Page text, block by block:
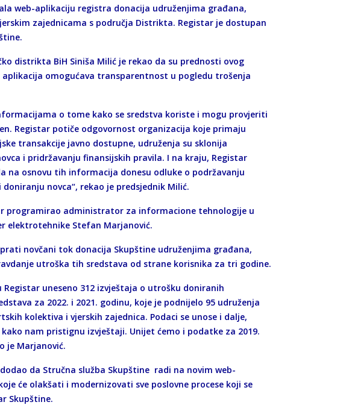
web-aplikaciju registra donacija udruženjima građana,
zajednicama s područja Distrikta. Registar je dostupan
distrikta BiH Siniša Milić je rekao da su prednosti ovog
omogućava transparentnost u pogledu trošenja
o tome kako se sredstva koriste i mogu provjeriti
Registar potiče odgovornost organizacija koje primaju
transakcije javno dostupne, udruženja su sklonija
i pridržavanju finansijskih pravila. I na kraju, Registar
na osnovu tih informacija donesu odluke o podržavanju
novca“, rekao je predsjednik Milić.
programirao administrator za informacione tehnologije u
elektrotehnike Stefan Marjanović.
novčani tok donacija Skupštine udruženjima građana,
utroška tih sredstava od strane korisnika za tri godine.
Registar uneseno 312 izvještaja o utrošku doniranih
za 2022. i 2021. godinu, koje je podnijelo 95 udruženja
kolektiva i vjerskih zajednica. Podaci se unose i dalje,
nam pristignu izvještaji. Unijet ćemo i podatke za 2019.
je Marjanović.
da Stručna služba Skupštine radi na novim web-
će olakšati i modernizovati sve poslovne procese koji se
Skupštine.